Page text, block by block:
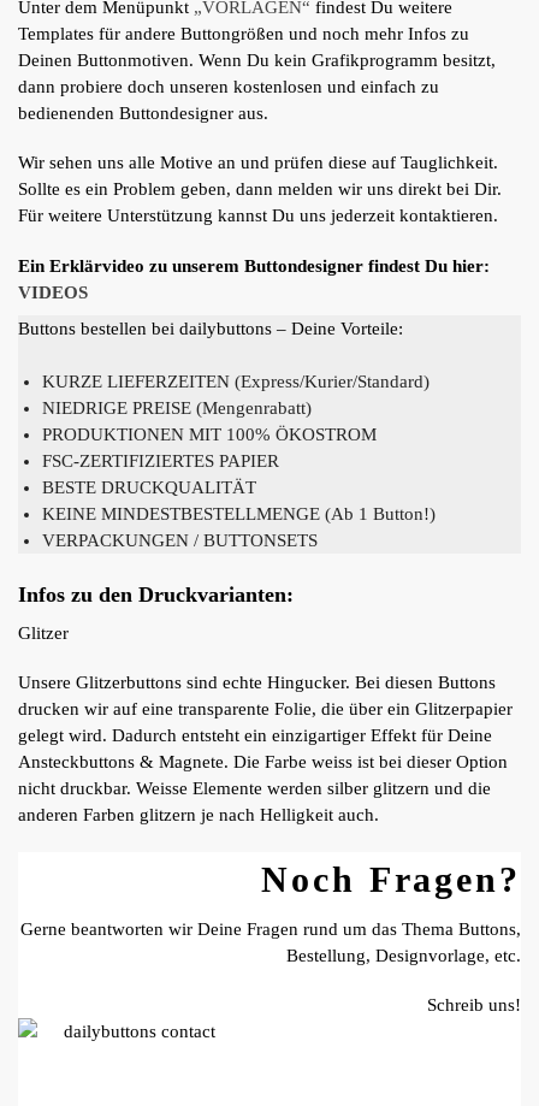
Unter dem Menüpunkt „VORLAGEN“ findest Du weitere
Templates für andere Buttongrößen und noch mehr Infos zu
Deinen Buttonmotiven. Wenn Du kein Grafikprogramm besitzt,
dann probiere doch unseren kostenlosen und einfach zu
bedienenden Buttondesigner aus.
Wir sehen uns alle Motive an und prüfen diese auf Tauglichkeit.
Sollte es ein Problem geben, dann melden wir uns direkt bei Dir.
Für weitere Unterstützung kannst Du uns jederzeit kontaktieren.
Ein Erklärvideo zu unserem Buttondesigner findest Du hier:
VIDEOS
Buttons bestellen bei dailybuttons – Deine Vorteile:
KURZE LIEFERZEITEN (Express/Kurier/Standard)
NIEDRIGE PREISE (Mengenrabatt)
PRODUKTIONEN MIT 100% ÖKOSTROM
FSC-ZERTIFIZIERTES PAPIER
BESTE DRUCKQUALITÄT
KEINE MINDESTBESTELLMENGE (Ab 1 Button!)
VERPACKUNGEN / BUTTONSETS
Infos zu den Druckvarianten:
Glitzer
Unsere Glitzerbuttons sind echte Hingucker. Bei diesen Buttons
drucken wir auf eine transparente Folie, die über ein Glitzerpapier
gelegt wird. Dadurch entsteht ein einzigartiger Effekt für Deine
Ansteckbuttons & Magnete. Die Farbe weiss ist bei dieser Option
nicht druckbar. Weisse Elemente werden silber glitzern und die
anderen Farben glitzern je nach Helligkeit auch.
Noch Fragen?
Gerne beantworten wir Deine Fragen rund um das Thema Buttons,
Bestellung, Designvorlage, etc.
Schreib uns!